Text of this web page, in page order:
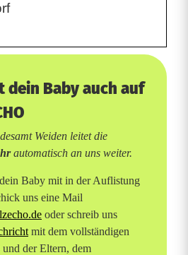
dein Baby auch auf
Weiden leitet die
automatisch an uns weiter.
Baby mit in der Auflistung
uns eine Mail
oder schreib uns
mit dem vollständigen
der Eltern, dem